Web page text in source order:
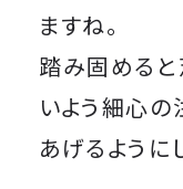
ますね。
踏み固める
いよう細心の
あげるようにし